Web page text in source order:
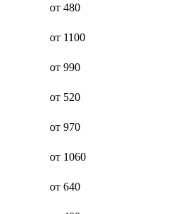
от 480
от 1100
от 990
от 520
от 970
от 1060
от 640